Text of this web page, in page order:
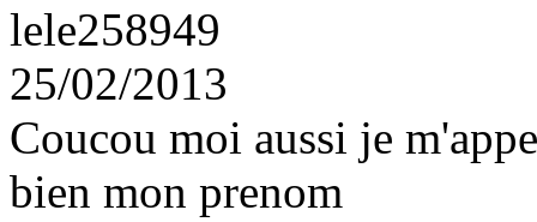
lele258949
25/02/2013
Coucou moi aussi je
bien mon prenom